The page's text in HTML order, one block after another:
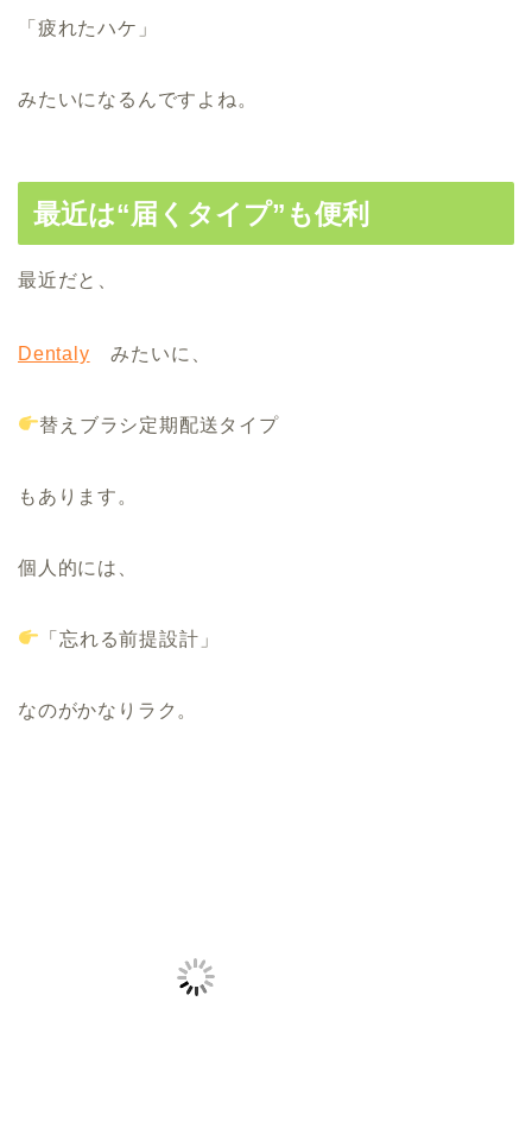
「疲れたハケ」
みたいになるんですよね。
最近は“届くタイプ”も便利
最近だと、
Dentaly みたいに、
替えブラシ定期配送タイプ
もあります。
個人的には、
「忘れる前提設計」
なのがかなりラク。